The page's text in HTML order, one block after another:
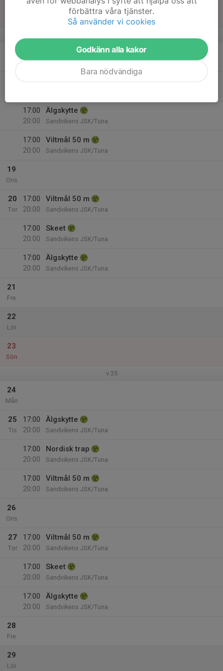
17
17:00
20:00
Älgskytte
Sandvikens JSK/Tuna
17:00
20:00
Viltmål 50 m
Sandvikens JSK/Tuna
19
Ons
20
Tor
17:00
20:00
Viltmål 50 m
Sandvikens JSK/Tuna
17:00
20:00
Skeet
Sandvikens JSK/Tuna
17:00
20:00
Älgskytte
Sandvikens JSK/Tuna
21
Fre
22
Lör
23
Sön
v.35
24
Mån
25
Tis
17:00
20:00
Älgskytte
Sandvikens JSK/Tuna
17:00
20:00
Nordisk trap
Sandvikens JSK/Tuna
17:00
20:00
Viltmål 50 m
Sandvikens JSK/Tuna
26
Ons
27
Tor
17:00
20:00
Viltmål 50 m
Sandvikens JSK/Tuna
17:00
20:00
Skeet
Sandvikens JSK/Tuna
17:00
20:00
Älgskytte
Sandvikens JSK/Tuna
28
Fre
29
Lör
förbättra våra tjänster.
Så använder vi cookies
Godkänn alla kakor
Bara nödvändiga